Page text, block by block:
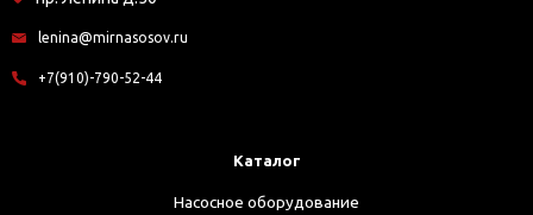
lenina@mirnasosov.ru
+7(910)-790-52-44
Каталог
Насосное оборудование